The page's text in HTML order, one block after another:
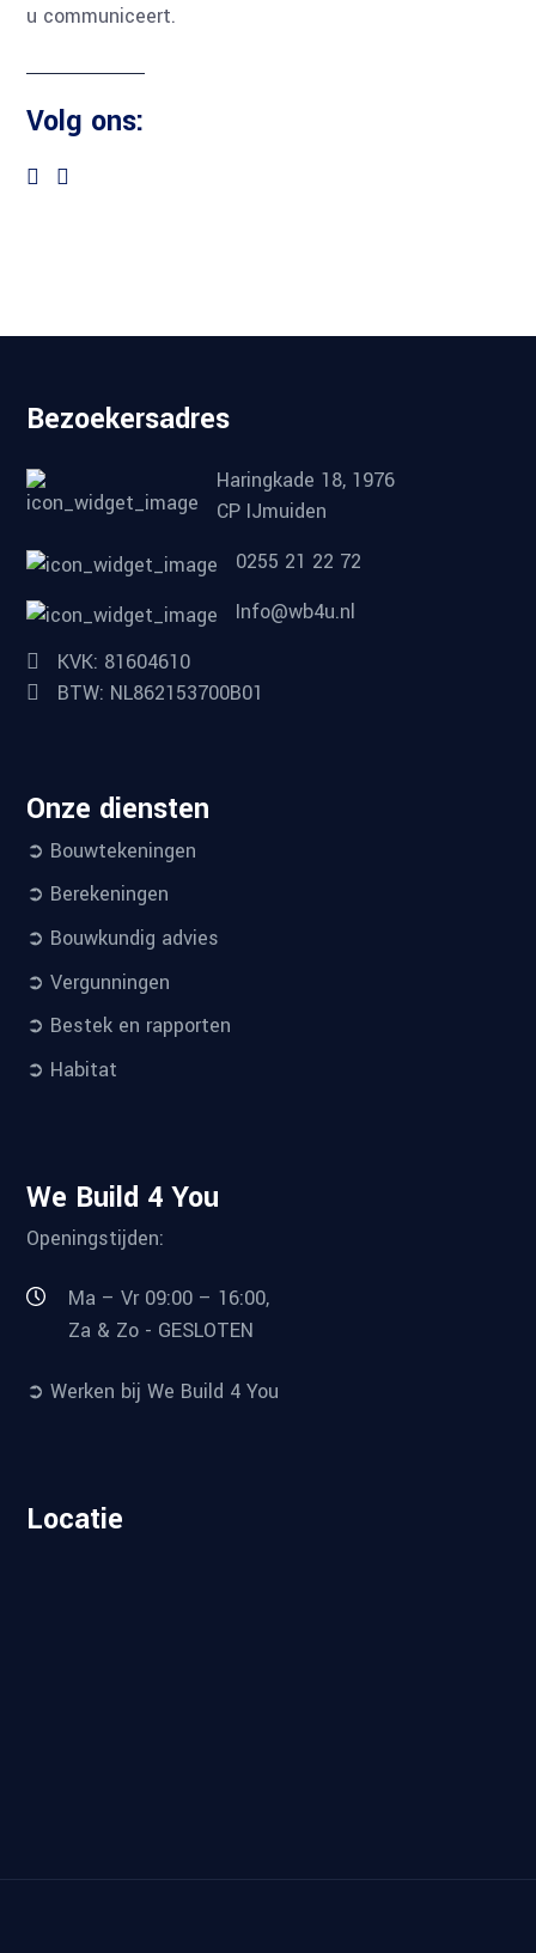
u communiceert.
Volg ons:
Bezoekersadres
Haringkade 18, 1976
CP IJmuiden
0255 21 22 72
Info@wb4u.nl
KVK: 81604610
BTW: NL862153700B01
Onze diensten
➲ Bouwtekeningen
➲ Berekeningen
➲ Bouwkundig advies
➲ Vergunningen
➲ Bestek en rapporten
➲ Habitat
We Build 4 You
Openingstijden:
Ma – Vr 09:00 – 16:00,
Za & Zo - GESLOTEN
➲ Werken bij We Build 4 You
Locatie